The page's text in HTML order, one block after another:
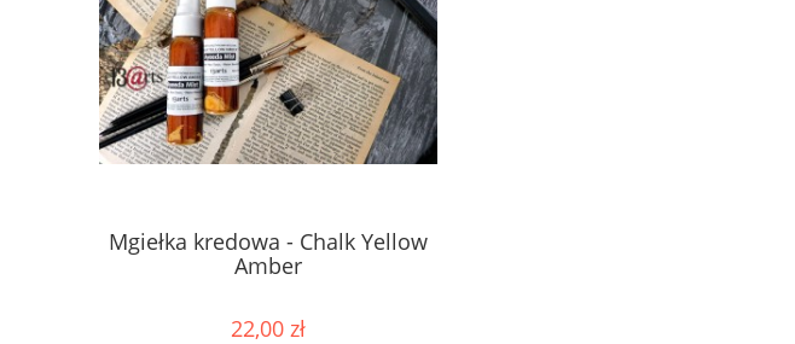
Mgiełka kredowa - Chalk Yellow
Amber
22,00 zł